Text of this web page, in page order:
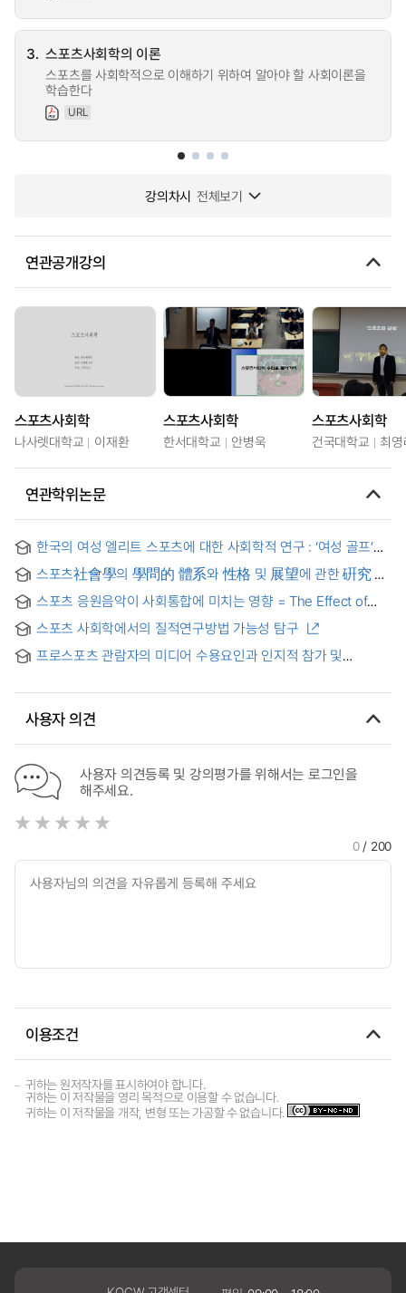
3. 스포츠사회학의 이론
스포츠를 사회학적으로 이해하기 위하여 알아야 할 사회이론을
학습한다
URL
강의차시 전체보기
연관공개강의
스포츠사회학
나사렛대학교 이재환
스포츠사회학
한서대학교 안병욱
스포츠사회학
건국대학교 최
연관학위논문
한국의 여성 엘리트 스포츠에 대한 사회학적 연구 : ‘여성 골프’를
중심으로 = A Sociological Study of Female Elite Sports in
South Korea: Focus on Golf
스포츠社會學의 學問的 體系와 性格 및 展望에 관한 硏究 =
(A) Study on academic System, Nature and Prospect of
Sociology of Sport
스포츠 응원음악이 사회통합에 미치는 영향 = The Effect of
Sports Cheer-up-music on Social Integration
스포츠 사회학에서의 질적연구방법 가능성 탐구
프로스포츠 관람자의 미디어 수용요인과 인지적 참가 및
coverage factors, cognitive behavior and intention of
audiences
사용자 의견
사용자 의견등록 및 강의평가를 위해서는 로그인을
해주세요.
0/ 200
이용조건
귀하는 원저작자를 표시하여야 합니다.
귀하는 이 저작물을 영리 목적으로 이용할 수 없습니다.
귀하는 이 저작물을 개작, 변형 또는 가공할 수 없습니다.